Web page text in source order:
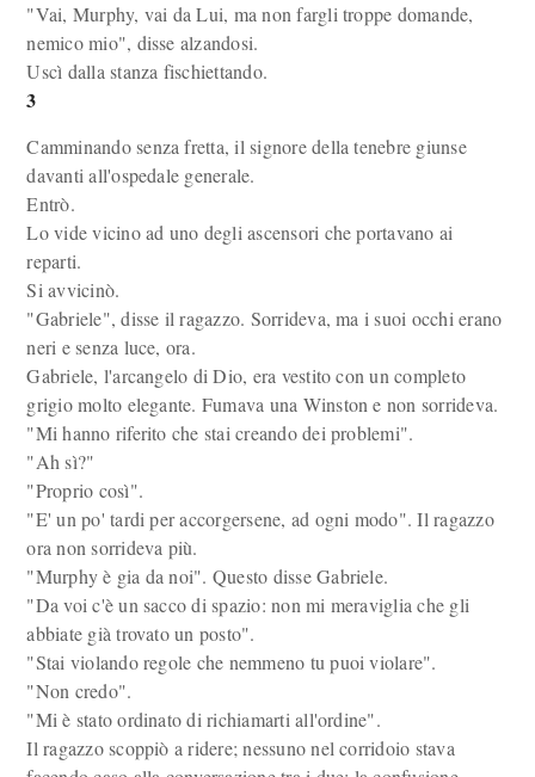
"Vai, Murphy, vai da Lui, ma non fargli troppe domande,
nemico mio", disse alzandosi.
Uscì dalla stanza fischiettando.
3
Camminando senza fretta, il signore della tenebre giunse
davanti all'ospedale generale.
Entrò.
Lo vide vicino ad uno degli ascensori che portavano ai
reparti.
Si avvicinò.
"Gabriele", disse il ragazzo. Sorrideva, ma i suoi occhi erano
neri e senza luce, ora.
Gabriele, l'arcangelo di Dio, era vestito con un completo
grigio molto elegante. Fumava una Winston e non sorrideva.
"Mi hanno riferito che stai creando dei problemi".
"Ah sì?"
"Proprio così".
"E' un po' tardi per accorgersene, ad ogni modo". Il ragazzo
ora non sorrideva più.
"Murphy è gia da noi". Questo disse Gabriele.
"Da voi c'è un sacco di spazio: non mi meraviglia che gli
abbiate già trovato un posto".
"Stai violando regole che nemmeno tu puoi violare".
"Non credo".
"Mi è stato ordinato di richiamarti all'ordine".
Il ragazzo scoppiò a ridere; nessuno nel corridoio stava